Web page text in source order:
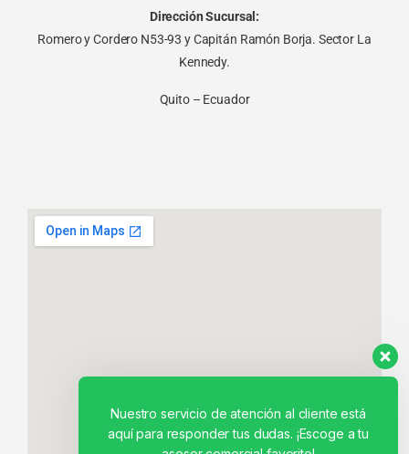
Dirección Sucursal:
Romero y Cordero N53-93 y Capitán Ramón Borja. Sector La
Kennedy.
Quito – Ecuador
Nuestro servicio de atención al cliente está
aquí para responder tus dudas. ¡Escoge a tu